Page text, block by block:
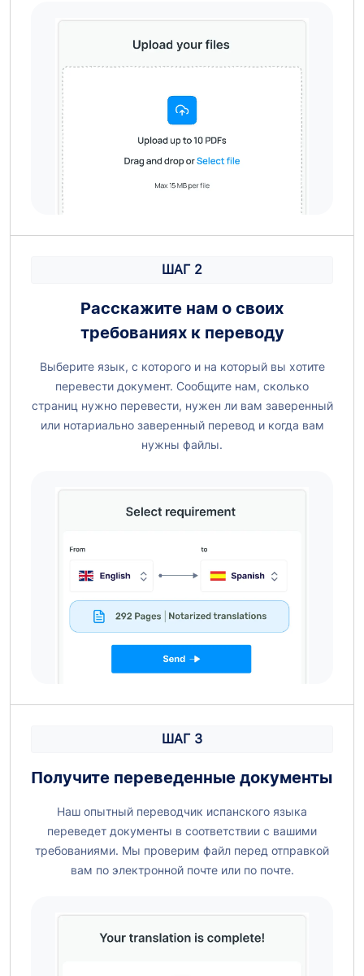
ШАГ 2
Расскажите нам о своих
требованиях к переводу
Выберите язык, с которого и на который вы хотите
перевести документ. Сообщите нам, сколько
страниц нужно перевести, нужен ли вам заверенный
или нотариально заверенный перевод и когда вам
нужны файлы.
ШАГ 3
Получите переведенные документы
Наш опытный переводчик испанского языка
переведет документы в соответствии с вашими
требованиями. Мы проверим файл перед отправкой
вам по электронной почте или по почте.